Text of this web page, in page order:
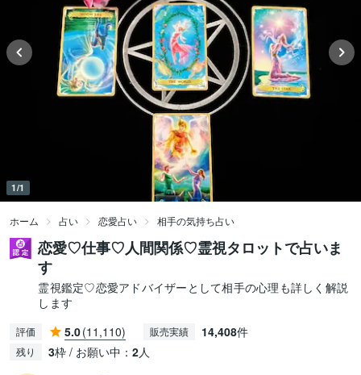
1/1
ホーム 占い 恋愛占い 相手の気持ち占い
恋愛♡仕事♡人間関係♡霊視タロットで占いま
す
霊視鑑定♡恋愛アドバイザーとして相手の心理も詳しく解説
します
評価 5.0(11,110) 販売実績 14,408件
残り 3枠 / お願い中： 2人